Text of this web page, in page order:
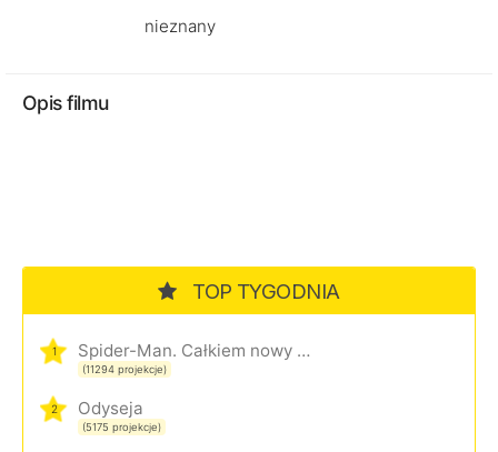
nieznany
Opis filmu
TOP TYGODNIA
1 Spider-Man. Całkiem nowy dzień
(11294 projekcje)
2 Odyseja
(5175 projekcje)